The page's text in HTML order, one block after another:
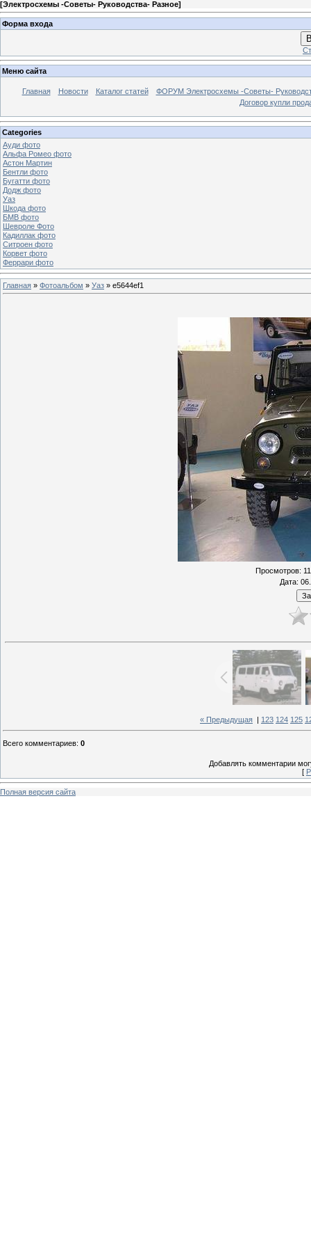
[Электросхемы -Советы- Руководства- Разное]
Форма входа
Меню сайта
Главная Новости Каталог статей
ФОРУМ Электросхемы -Советы-
Договор купли
Categories
Ауди фото
Альфа Ромео фото
Астон Мартин
Бентли фото
Бугатти фото
Додж фото
Уаз
Шкода фото
БМВ фото
Шевроле Фото
Кадиллак фото
Ситроен фото
Корвет фото
Феррари фото
Главная » Фотоальбом » Уаз » e5644ef1
Просмотров:
Дата:
« Предыдущая 123 124 125
Всего комментариев: 0
Добавлять комментарии
[
Полная версия сайта